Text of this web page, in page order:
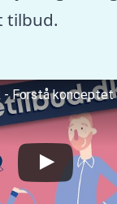
tilbud.
- Forstå konceptet